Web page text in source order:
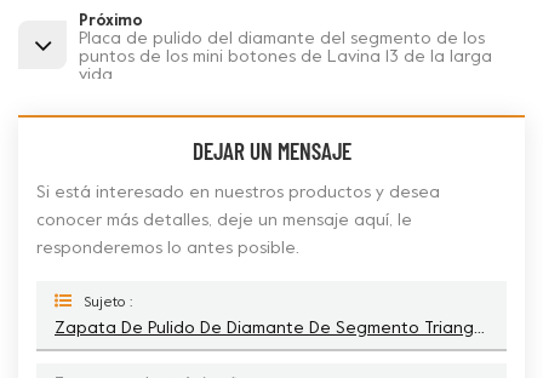
Próximo
Placa de pulido del diamante del segmento de los
puntos de los mini botones de Lavina 13 de la larga
vida
DEJAR UN MENSAJE
Si está interesado en nuestros productos y desea
conocer más detalles, deje un mensaje aquí, le
responderemos lo antes posible.
Sujeto :
Zapata De Pulido De Diamante De Segmento Triangular Biselado Triple Mosdan Lavina Para Hormigón